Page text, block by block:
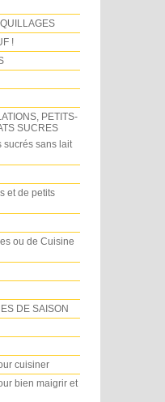
!
PETITS-
SUCRES
sucrés sans lait
et de petits
ou de Cuisine
DE SAISON
cuisiner
bien maigrir et